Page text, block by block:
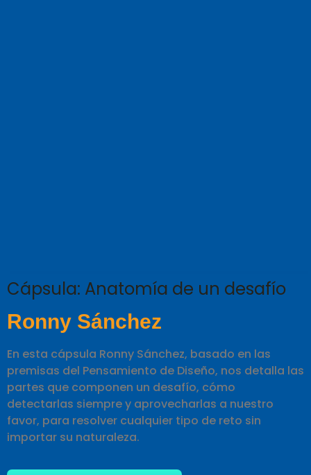
Cápsula: Anatomía de un desafío
Ronny Sánchez
En esta cápsula Ronny Sánchez, basado en las
premisas del Pensamiento de Diseño, nos detalla las
partes que componen un desafío, cómo
detectarlas siempre y aprovecharlas a nuestro
favor, para resolver cualquier tipo de reto sin
importar su naturaleza.